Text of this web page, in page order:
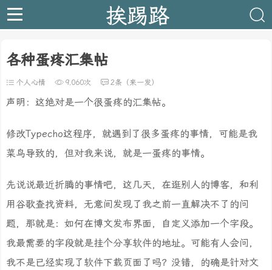
挨踢路
各种蛋疼汇集帖
个人心情 9,060次 2条（来一发）
声明：这绝对是一个很蛋疼的汇集帖。
修改Typecho这程序，就遇到了很多蛋疼的事情，可能是我
菜鸟导致的，但对我来说，就是一蛋疼的事情。
先说说最近折腾的事情吧，这几天，在逛别人的博客，和利
用谷歌查找资料，无意间发现了我之前一直解决不了的问
题，那就是：如何在博文发布界面，自定义添加一个字段。
我最需要的字段就是挂个分享软件的地址。可能有人会问，
我不是已经实现了软件下载页面了吗？没错，的确是针对文